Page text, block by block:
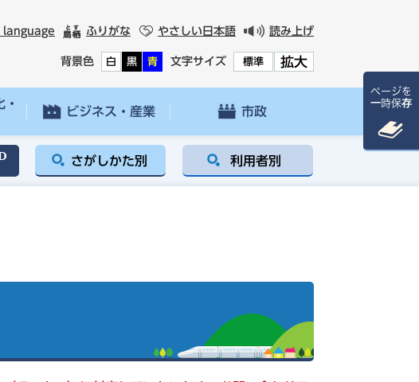
language ふりがな やさしい日本語 読み上げ
背景色 白 黒 青 文字サイズ 標準 拡大
ビジネス・産業 市政
さがしかた別 利用者別
ページを
一時保存